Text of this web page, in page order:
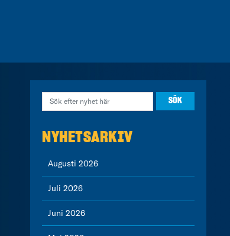
NYHETSARKIV
Augusti 2026
Juli 2026
Juni 2026